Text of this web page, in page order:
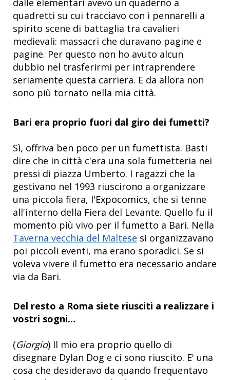
quadretti su cui tracciavo con i pennarelli a
spirito scene di battaglia tra cavalieri
medievali: massacri che duravano pagine e
pagine. Per questo non ho avuto alcun
dubbio nel trasferirmi per intraprendere
seriamente questa carriera. E da allora non
sono più tornato nella mia città.
Bari era proprio fuori dal giro dei fumetti?
Sì, offriva ben poco per un fumettista. Basti
dire che in città c'era una sola fumetteria nei
pressi di piazza Umberto. I ragazzi che la
gestivano nel 1993 riuscirono a organizzare
una piccola fiera, l'Expocomics, che si tenne
all'interno della Fiera del Levante. Quello fu il
momento più vivo per il fumetto a Bari. Nella
Taverna vecchia del Maltese si organizzavano
poi piccoli eventi, ma erano sporadici. Se si
voleva vivere il fumetto era necessario andare
via da Bari.
Del resto a Roma siete riusciti a realizzare i
vostri sogni…
(Giorgio) Il mio era proprio quello di
disegnare Dylan Dog e ci sono riuscito. E' una
cosa che desideravo da quando frequentavo